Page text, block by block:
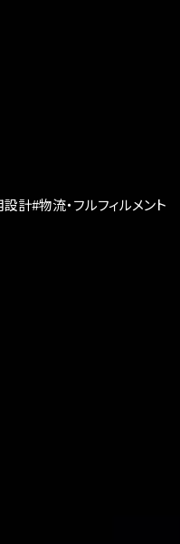
設計#物流・フルフィルメント